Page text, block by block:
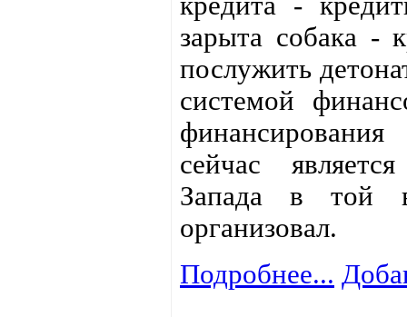
зарыта собака -
послужить
системой
сейчас
Запада в той
организовал.
Подробнее...